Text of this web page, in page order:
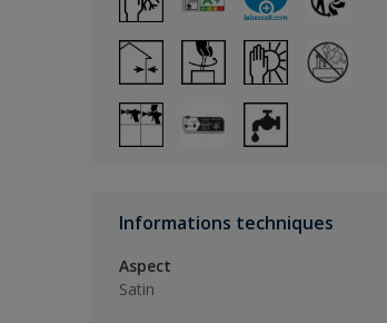
Informations techniques
Aspect
Satin